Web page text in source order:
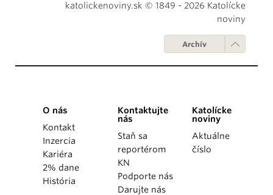
katolickenoviny.sk © 1849 - 2026 Katolícke
noviny
Archív
O nás
Kontakt
Inzercia
Kariéra
2% dane
História
Kontaktujte
nás
Staň sa
reportérom
KN
Podporte nás
Darujte nás
Katolícke
noviny
Aktuálne
číslo